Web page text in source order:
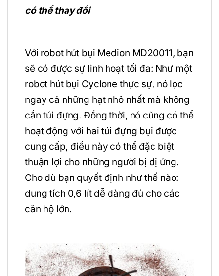
có thể thay đổi
Với robot hút bụi Medion MD20011, bạn
sẽ có được sự linh hoạt tối đa: Như một
robot hút bụi Cyclone thực sự, nó lọc
ngay cả những hạt nhỏ nhất mà không
cần túi đựng. Đồng thời, nó cũng có thể
hoạt động với hai túi đựng bụi được
cung cấp, điều này có thể đặc biệt
thuận lợi cho những người bị dị ứng.
Cho dù bạn quyết định như thế nào:
dung tích 0,6 lít dễ dàng đủ cho các
căn hộ lớn.